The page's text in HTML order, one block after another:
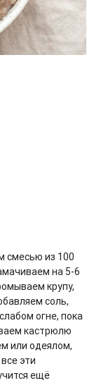
смесью из 100
на 5-6
крупу,
соль,
огне, пока
кастрюлю
или одеялом,
эти
ещё